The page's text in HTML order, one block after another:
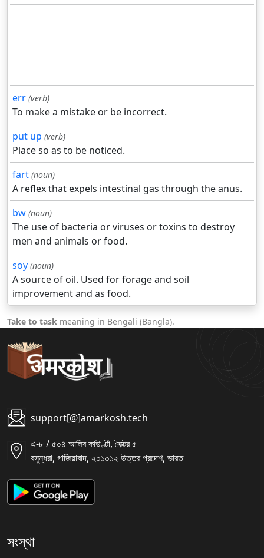
err (verb)
To make a mistake or be incorrect.
put up (verb)
Place so as to be noticed.
fart (noun)
A reflex that expels intestinal gas through the anus.
bw (noun)
The use of bacteria or viruses or toxins to destroy
men and animals or food.
soy (noun)
A source of oil. Used for forage and soil
improvement and as food.
Take to task meaning in Bengali (Bangla).
support[@]amarkosh.tech
এ-৮ / ৫০৪ আলিব কাউণ্টী, সৈক্টর ৫
বসুন্ধরা, গাজিয়াবাদ, ২০১০১২ উত্তর প্রদেশ, ভারত
সংস্থা